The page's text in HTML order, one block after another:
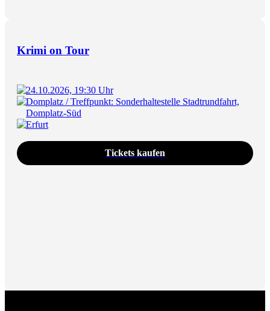
Krimi on Tour
24.10.2026, 19:30 Uhr
Domplatz / Treffpunkt: Sonderhaltestelle Stadtrundfahrt,
Domplatz-Süd
Erfurt
Tickets kaufen